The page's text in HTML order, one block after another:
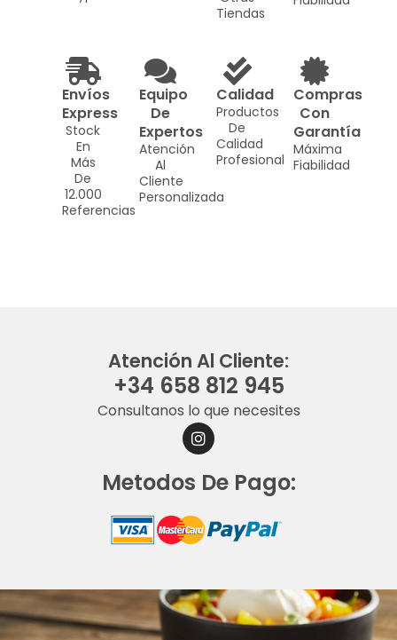
Tiendas
Envíos
Express
Stock
En
Más
De
12.000
Referencias
Equipo
De
Expertos
Atención
Al
Cliente
Personalizada
Calidad
Productos
De
Calidad
Profesional
Compras
Con
Garantía
Máxima
Fiabilidad
Atención Al Cliente:
+34 658 812 945
Consultanos lo que necesites
I
N
S
G
R
Metodos De Pago: